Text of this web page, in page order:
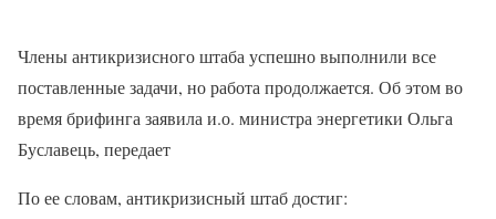
Члены антикризисного штаба успешно выполнили все
поставленные задачи, но работа продолжается. Об этом во
время брифинга заявила и.о. министра энергетики Ольга
Буславець, передает
По ее словам, антикризисный штаб достиг: